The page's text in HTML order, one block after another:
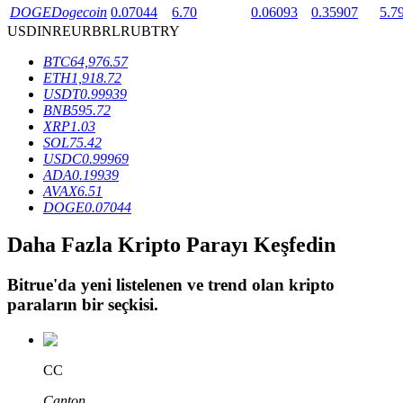
BTR Kilitleme
BTR sahiplerine özel yatırımlar
Kripto destekli borçlanma hizmeti
DOGEDogecoin 0.07044 6.70 0.06093 0.35907
USDINREURBRLRUBTRY
BTC64,976.57
ETH1,918.72
USDT0.99939
BNB595.72
XRP1.03
SOL75.42
USDC0.99969
ADA0.19939
AVAX6.51
DOGE0.07044
Daha Fazla Kripto Parayı Keşfedin
Bitrue'da yeni listelenen ve trend olan kripto
paraların bir seçkisi.
CC